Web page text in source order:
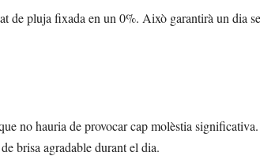
de pluja fixada en un 0%. Això garantirà un dia
no hauria de provocar cap molèstia
brisa agradable durant el dia.